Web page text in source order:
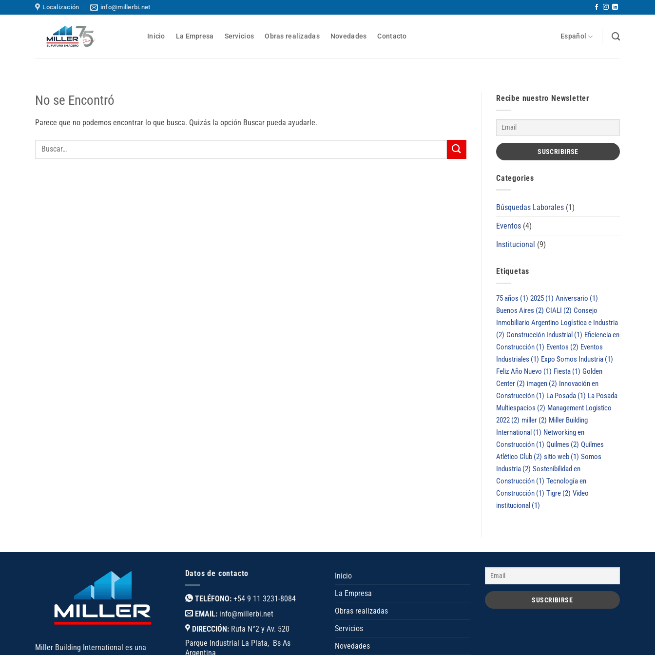
al
Localización info@millerbi.net
Inicio La Empresa Servicios Obras realizadas Novedades Contacto Español
No se Encontró
Parece que no podemos encontrar lo que busca. Quizás la opción Buscar pueda ayudarle.
Recibe nuestro Newsletter
Categories
Búsquedas Laborales (1)
Eventos (4)
Institucional (9)
Etiquetas
75 años (1) 2025 (1) Aniversario (1)
Buenos Aires (2) CIALI (2) Consejo
Inmobiliario Argentino Logística e Industria
(2) Construcción Industrial (1) Eficiencia en
Construcción (1) Eventos (2) Eventos
Industriales (1) Expo Somos Industria (1)
Feliz Año Nuevo (1) Fiesta (1) Golden
Center (2) imagen (2) Innovación en
Construcción (1) La Posada (1) La Posada
Multiespacios (2) Management Logistico
2022 (2) miller (2) Miller Building
International (1) Networking en
Construcción (1) Quilmes (2) Quilmes
Atlético Club (2) sitio web (1) Somos
Industria (2) Sostenibilidad en
Construcción (1) Tecnología en
Construcción (1) Tigre (2) Video
institucional (1)
Miller Building International es una
Datos de contacto
TELÉFONO:+54 9 11 3231-8084
EMAIL:info@millerbi.net
DIRECCIÓN:Ruta N°2 y Av. 520
Parque Industrial La Plata, Bs As
Argentina
Inicio
La Empresa
Obras realizadas
Servicios
Novedades